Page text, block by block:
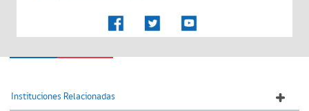
Instituciones Relacionadas